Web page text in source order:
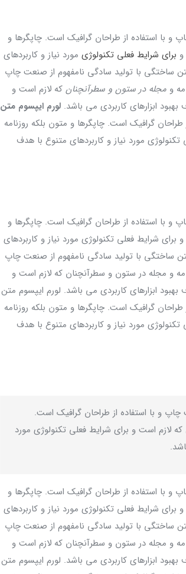
و با استفاده از طراحان گرافیک است. چاپگرها و
برای شرایط فعلی تکنولوژی مورد نیاز و کاربردهای
ساختگی با تولید سادگی نامفهوم از صنعت چاپ
و مجله در ستون و سطرآنچنان که لازم است و
ابزارهای کاربردی می باشد. لورم ایپسوم متن
گرافیک است. چاپگرها و متون بلکه روزنامه
مورد نیاز و کاربردهای متنوع با هدف
و با استفاده از طراحان گرافیک است. چاپگرها و
شرایط فعلی تکنولوژی مورد نیاز و کاربردهای
ساختگی با تولید سادگی نامفهوم از صنعت چاپ
و مجله در ستون و سطرآنچنان که لازم است و
ابزارهای کاربردی می باشد. لورم ایپسوم متن
گرافیک است. چاپگرها و متون بلکه روزنامه
مورد نیاز و کاربردهای متنوع با هدف
و با استفاده از طراحان گرافیک است.
لازم است و برای شرایط فعلی تکنولوژی مورد
و با استفاده از طراحان گرافیک است. چاپگرها و
شرایط فعلی تکنولوژی مورد نیاز و کاربردهای
ساختگی با تولید سادگی نامفهوم از صنعت چاپ
و مجله در ستون و سطرآنچنان که لازم است و
ابزارهای کاربردی می باشد. لورم ایپسوم متن